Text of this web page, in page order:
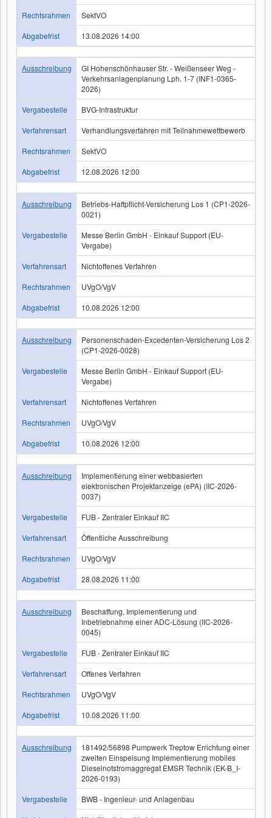
Rechtsrahmen
SektVO
Abgabefrist
13.08.2026 14:00
Ausschreibung
GI Hohenschönhauser Str. - Weißenseer Weg -
Verkehrsanlagenplanung Lph. 1-7 (INF1-0365-
2026)
Vergabestelle
BVG-Infrastruktur
Verfahrensart
Verhandlungsverfahren mit Teilnahmewettbewerb
Rechtsrahmen
SektVO
Abgabefrist
12.08.2026 12:00
Ausschreibung
Betriebs-Haftpflicht-Versicherung Los 1 (CP1-2026-
0021)
Vergabestelle
Messe Berlin GmbH - Einkauf Support (EU-
Vergabe)
Verfahrensart
Nichtoffenes Verfahren
Rechtsrahmen
UVgO/VgV
Abgabefrist
10.08.2026 12:00
Ausschreibung
Personenschaden-Excedenten-Versicherung Los 2
(CP1-2026-0028)
Vergabestelle
Messe Berlin GmbH - Einkauf Support (EU-
Vergabe)
Verfahrensart
Nichtoffenes Verfahren
Rechtsrahmen
UVgO/VgV
Abgabefrist
10.08.2026 12:00
Ausschreibung
Implementierung einer webbasierten
elektronischen Projektanzeige (ePA) (IIC-2026-
0037)
Vergabestelle
FUB - Zentraler Einkauf IIC
Verfahrensart
Öffentliche Ausschreibung
Rechtsrahmen
UVgO/VgV
Abgabefrist
28.08.2026 11:00
Ausschreibung
Beschaffung, Implementierung und
Inbetriebnahme einer ADC-Lösung (IIC-2026-
0045)
Vergabestelle
FUB - Zentraler Einkauf IIC
Verfahrensart
Offenes Verfahren
Rechtsrahmen
UVgO/VgV
Abgabefrist
10.08.2026 11:00
Ausschreibung
181492/56898 Pumpwerk Treptow Errichtung einer
zweiten Einspeisung Implementierung mobiles
Dieselnotstromaggregat EMSR Technik (EK-B_I-
2026-0193)
Vergabestelle
BWB - Ingenieur- und Anlagenbau